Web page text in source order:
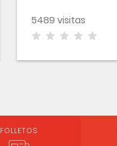
5489 visitas
FOLLETOS